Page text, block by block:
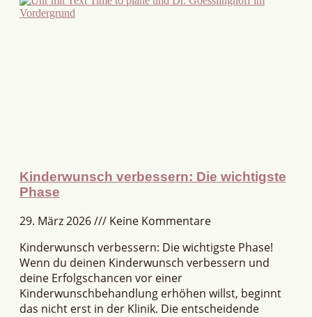
Kinderwunsch verbessern: Die wichtigste
Phase
29. März 2026
Keine Kommentare
Kinderwunsch verbessern: Die wichtigste Phase!
Wenn du deinen Kinderwunsch verbessern und
deine Erfolgschancen vor einer
Kinderwunschbehandlung erhöhen willst, beginnt
das nicht erst in der Klinik. Die entscheidende